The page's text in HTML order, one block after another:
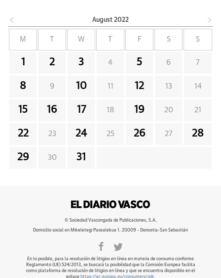
August 2022
M W F S S
1 2 3 4 5 6 7
8 9 10 11 12 13 14
15 16 17 18 19 20 21
22 23 24 25 26 27 28
29 30 31
© Sociedad Vascongada de Publicaciones, S.A.
Domicilio social en Mikeletegi Pasealekua 1. 20009 - Donostia-San Sebastián
En lo posible, para la resolución de litigios en línea en materia de consumo conforme
Reglamento (UE) 524/2013, se buscará la posibilidad que la Comisión Europea facilita
como plataforma de resolución de litigios en línea y que se encuentra disponible en el
enlace https://ec.europa.eu/consumers/odr.